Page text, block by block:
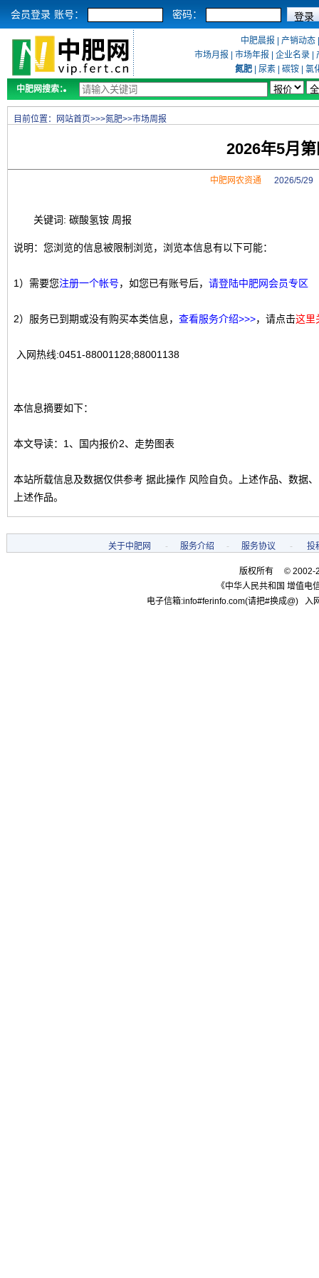
会员登录 账号： 密码：
中肥晨报 产销动态
市场月报
市场年报 企业名录
氮肥
尿素 碳铵
氯
中肥网搜索：
目前位置： 网站首页>>>氮肥>>市场周报
2026年5月
中肥网农资通 2026/5/29
关键词: 碳酸氢铵 周报
说明：您浏览的信息被限制浏览，浏览本信息有以下可能：
1）需要您注册一个帐号，如您已有账号后， 请登陆中肥网会员专区
2）服务已到期或没有购买本类信息， 查看服务介绍>>>，请点击这里
入网热线:0451-88001128;88001138
本信息摘要如下：
本文导读：1、国内报价2、走势图表
本站所载信息及数据仅供参考 据此操作 风险自负。上述作品、数据
上述作品。
关于中肥网 - 服务介绍 - 服务协议 - 投
版权所有 © 2002-
《中华人民共和国 增值电
电子信箱:info#ferinfo.com(请把#换成@)